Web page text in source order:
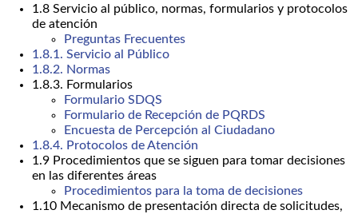
1.8 Servicio al público, normas, formularios y protocolos
de atención
Preguntas Frecuentes
1.8.1. Servicio al Público
1.8.2. Normas
1.8.3. Formularios
Formulario SDQS
Formulario de Recepción de PQRDS
Encuesta de Percepción al Ciudadano
1.8.4. Protocolos de Atención
1.9 Procedimientos que se siguen para tomar decisiones
en las diferentes áreas
Procedimientos para la toma de decisiones
1.10 Mecanismo de presentación directa de solicitudes,